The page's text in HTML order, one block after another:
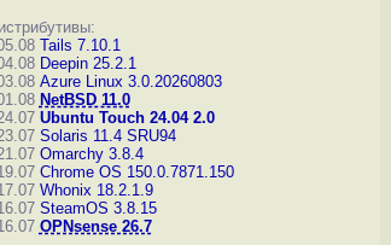
Tails 7.10.1
Deepin 25.2.1
Azure Linux 3.0.20260803
NetBSD 11.0
Ubuntu Touch 24.04 2.0
Solaris 11.4 SRU94
Omarchy 3.8.4
Chrome OS 150.0.7871.150
Whonix 18.2.1.9
SteamOS 3.8.15
OPNsense 26.7